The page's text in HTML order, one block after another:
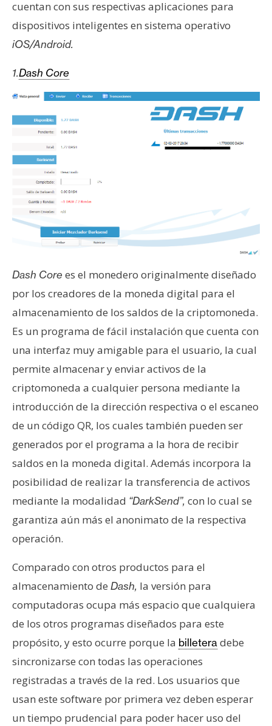
s
o
a
s
d
e
P
r
e
n
s
a
T
e
m
a
R
c
u
r
s
o
s
C
n
a
c
t
o
y
P
u
b
l
cuentan con sus respectivas aplicaciones para
dispositivos inteligentes en sistema operativo
iOS/Android.
1.Dash Core
Dash Core es el monedero originalmente diseñado
por los creadores de la moneda digital para el
almacenamiento de los saldos de la criptomoneda.
Es un programa de fácil instalación que cuenta con
una interfaz muy amigable para el usuario, la cual
permite almacenar y enviar activos de la
criptomoneda a cualquier persona mediante la
introducción de la dirección respectiva o el escaneo
de un código QR, los cuales también pueden ser
generados por el programa a la hora de recibir
saldos en la moneda digital. Además incorpora la
posibilidad de realizar la transferencia de activos
mediante la modalidad “DarkSend”, con lo cual se
garantiza aún más el anonimato de la respectiva
operación.
Comparado con otros productos para el
almacenamiento de Dash, la versión para
computadoras ocupa más espacio que cualquiera
de los otros programas diseñados para este
propósito, y esto ocurre porque la billeteradebe
sincronizarse con todas las operaciones
registradas a través de la red. Los usuarios que
usan este software por primera vez deben esperar
un tiempo prudencial para poder hacer uso del